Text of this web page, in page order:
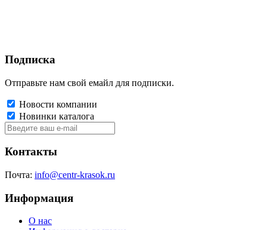
Подписка
Отправьте нам свой емайл для подписки.
Новости компании
Новинки каталога
Контакты
Почта: info@centr-krasok.ru
Информация
О нас